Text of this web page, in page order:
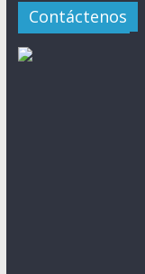
Contáctenos